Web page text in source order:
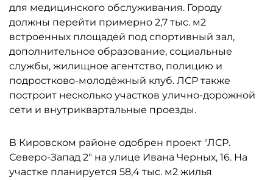
для медицинского обслуживания. Городу
должны перейти примерно 2,7 тыс. м2
встроенных площадей под спортивный зал,
дополнительное образование, социальные
службы, жилищное агентство, полицию и
подростково-молодёжный клуб. ЛСР также
построит несколько участков улично-дорожной
сети и внутриквартальные проезды.
В Кировском районе одобрен проект "ЛСР.
Северо-Запад 2" на улице Ивана Черных, 16. На
участке планируется 58,4 тыс. м2 жилья